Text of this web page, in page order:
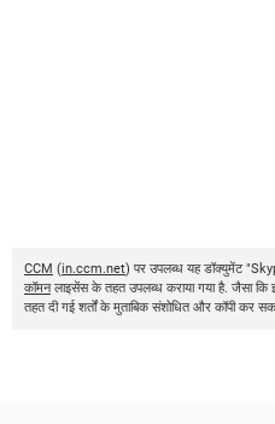
CCM (in.ccm.net) पर उपलब्ध यह डॉक्युमेंट
कॉमनलाइसेंस के तहत उपलब्ध कराया गया है. जैसा
तहत दी गई शर्तों के मुताबिक संशोधित और कॉपी कर